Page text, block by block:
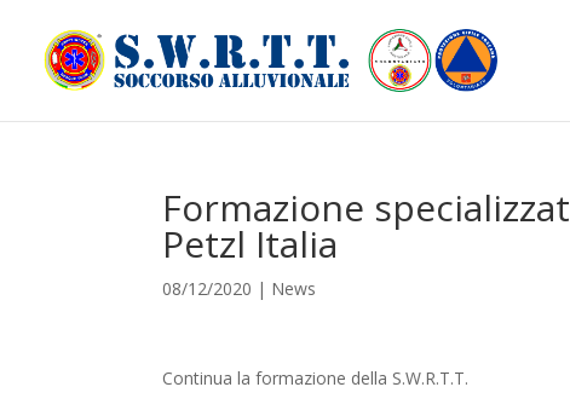
Formazione
Petzl Italia
08/12/2020 | News
Continua la formazione della S.W.R.T.T.